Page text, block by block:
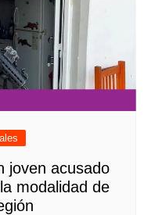
joven acusado
modalidad de